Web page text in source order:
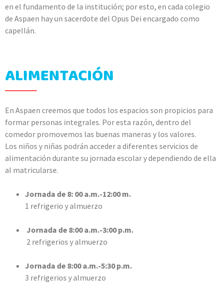
en el fundamento de la institución; por esto, en cada colegio
de Aspaen hay un sacerdote del Opus Dei encargado como
capellán.
ALIMENTACIÓN
En Aspaen creemos que todos los espacios son propicios para
formar personas integrales. Por esta razón, dentro del
comedor promovemos las buenas maneras y los valores.
Los niños y niñas podrán acceder a diferentes servicios de
alimentación durante su jornada escolar y dependiendo de ella
al matricularse.
Jornada de 8: 00 a.m.-12:00 m.
1 refrigerio y almuerzo
Jornada de 8:00 a.m.-3:00 p.m.
2 refrigerios y almuerzo
Jornada de 8:00 a.m.-5:30 p.m.
3 refrigerios y almuerzo